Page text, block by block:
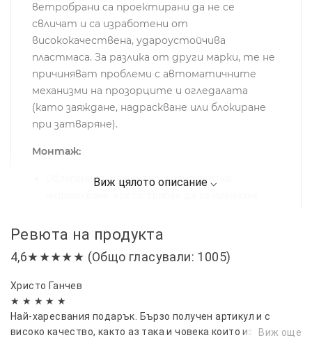
ветробрани са проектирани да не се
свличат и са изработени от
висококачествена, удароустойчива
пластмаса. За разлика от други марки, те не
причиняват проблеми с автоматичните
механизми на прозорците и огледалата
(като заяждане, надраскване или блокиране
при затваряне).
Монтаж:
Облепени със защитно фолио против
Лесен монтаж в канала на прозорците чрез
двойнозалепяща лента и допълнителни
метални щипки за по-сигурно закрепване.
Препоръчително е предварително почистване
на рамките на прозорците за най-добро
прилепване.
Ревюта на продукта
4,6★★★★★ (Общо гласували: 1005)
Христо Ганчев
★ ★ ★ ★ ★
Най-харесвания подарък. Бързо получен артикул и с
високо качество, както аз така и човека които изненадах
Виж още